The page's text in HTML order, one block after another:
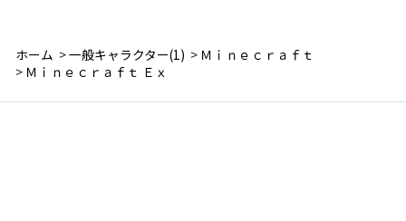
ホーム >一般キャラクター(1) > Ｍｉｎｅｃｒａｆｔ
> Ｍｉｎｅｃｒａｆｔ Ｅｘ